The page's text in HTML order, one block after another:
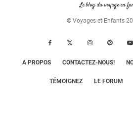
Le blog du voyage en
© Voyages et Enfants
A PROPOS CONTACTEZ-NOUS!
TÉMOIGNEZ LE FORUM